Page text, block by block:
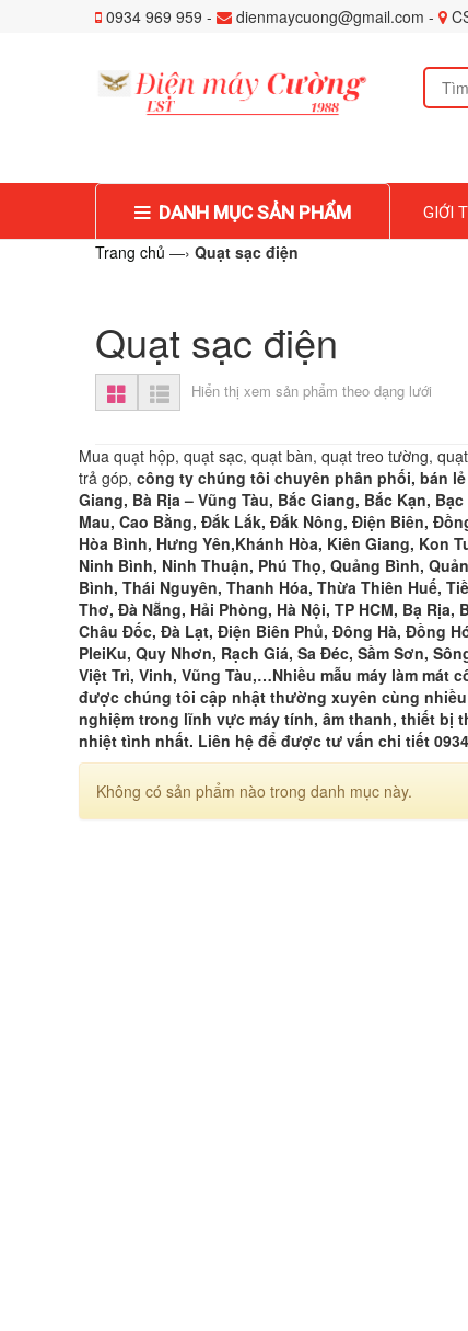
0934 969 959 - dienmaycuong@gmail.com -
DANH MỤC SẢN PHẨM GIỚI
Trang chủ —› Quạt sạc điện
Quạt sạc điện
Hiển thị xem sản phẩm theo dạng lưới
Mua quạt hộp, quạt sạc, quạt bàn, quạt treo tường,
trả góp, công ty chúng tôi chuyên phân phối, bán
Giang, Bà Rịa – Vũng Tàu, Bắc Giang, Bắc Kạn,
Mau, Cao Bằng, Đắk Lắk, Đắk Nông, Điện Biên,
Hòa Bình, Hưng Yên,Khánh Hòa, Kiên Giang, Kon
Ninh Bình, Ninh Thuận, Phú Thọ, Quảng Bình,
Bình, Thái Nguyên, Thanh Hóa, Thừa Thiên Huế,
Thơ, Đà Nẵng, Hải Phòng, Hà Nội, TP HCM, Bạ
Châu Đốc, Đà Lạt, Điện Biên Phủ, Đông Hà, Đồng
PleiKu, Quy Nhơn, Rạch Giá, Sa Đéc, Sầm Sơn,
Việt Trì, Vinh, Vũng Tàu,…Nhiều mẫu máy làm mát
được chúng tôi cập nhật thường xuyên cùng
nghiệm trong lĩnh vực máy tính, âm thanh, thiết bị
nhiệt tình nhất. Liên hệ để được tư vấn chi tiết
Không có sản phẩm nào trong danh mục này.